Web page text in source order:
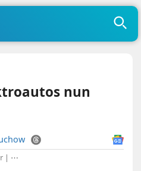
nun
| ⋯